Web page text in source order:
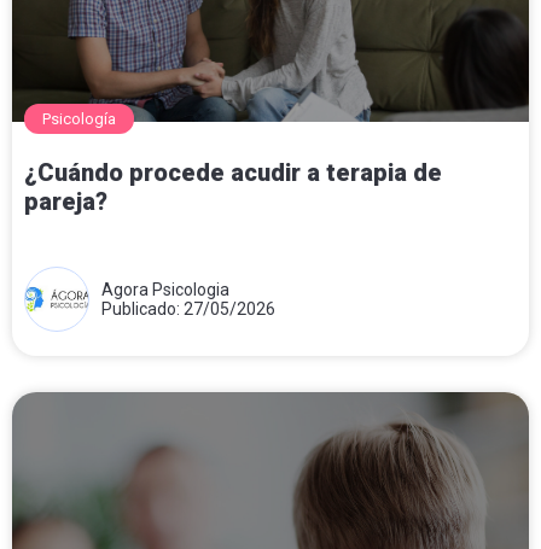
Psicología
¿Cuándo procede acudir a terapia de
pareja?
Agora Psicologia
Publicado: 27/05/2026